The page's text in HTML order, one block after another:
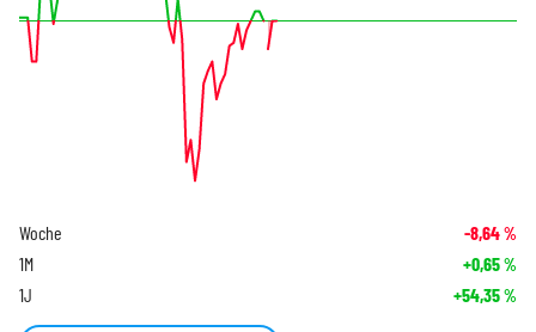
Woche -8,64%
1M +0,65%
1J +54,35%